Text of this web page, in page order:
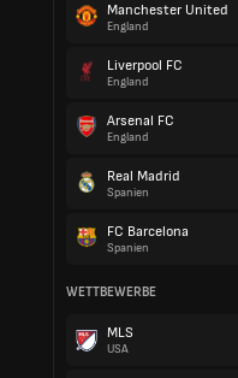
Manchester United
England
Liverpool FC
England
Arsenal FC
England
Real Madrid
Spanien
FC Barcelona
Spanien
WETTBEWERBE
MLS
USA